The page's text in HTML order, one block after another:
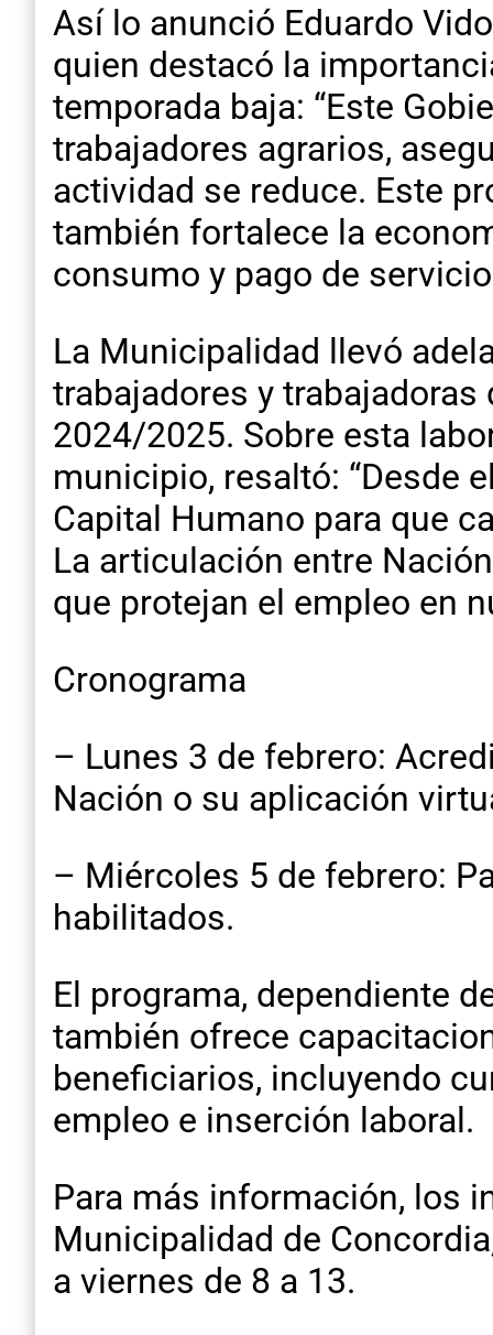
Así lo anunció Eduardo
quien destacó la
temporada baja: “Este
trabajadores agrarios,
actividad se reduce. Este
también fortalece la
consumo y pago de
La Municipalidad llevó
trabajadores y
2024/2025. Sobre esta
municipio, resaltó: “Desde
Capital Humano para que
La articulación entre
que protejan el empleo en
Cronograma
– Lunes 3 de febrero:
Nación o su aplicación
– Miércoles 5 de febrero:
habilitados.
El programa, dependiente
también ofrece
beneficiarios, incluyendo
empleo e inserción laboral.
Para más información, los
Municipalidad de
a viernes de 8 a 13.